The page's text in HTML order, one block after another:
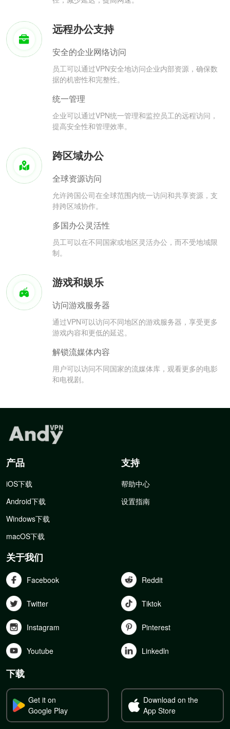
远程办公支持
安全的企业网络访问
员工可以通过VPN安全地访问企业内部资源，确保数
据的机密性和完整性。
统一管理
企业可以通过VPN统一管理和监控员工的远程访问，
提高安全性和管理效率。
跨区域办公
全球资源访问
允许跨国公司在全球范围内统一访问和共享资源，支
持跨区域协作。
多国办公灵活性
员工可以在不同国家或地区灵活办公，而不受地域限
制。
游戏和娱乐
访问游戏服务器
通过VPN可以访问不同地区的游戏服务器，享受更多
游戏内容和更低的延迟。
解锁流媒体内容
用户可以访问不同国家的流媒体库，观看更多的电影
和电视剧。
产品
iOS下载
Android下载
Windows下载
macOS下载
支持
帮助中心
设置指南
关于我们
Facebook Reddit
Twitter Tiktok
Instagram Pinterest
Youtube Linkedln
下载
Get it on
Google Play
Download on the
App Store